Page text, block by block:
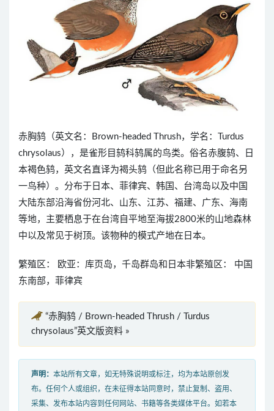
赤胸鸫（英文名：Brown-headed Thrush，学名：Turdus
chrysolaus），是雀形目鸫科鸫属的鸟类。俗名赤腹鸫、日
本褐色鸫，英文名直译为褐头鸫（但此名称已用于命名另
一鸟种）。分布于日本、菲律宾、韩国、台湾岛以及中国
大陆东部沿海省份河北、山东、江苏、福建、广东、海南
等地，主要栖息于在台湾自平地至海拔2800米的山地森林
中以及常见于树顶。该物种的模式产地在日本。
繁殖区： 欧亚：库页岛，千岛群岛和日本非繁殖区： 中国
东南部，菲律宾
“赤胸鸫 / Brown-headed Thrush / Turdus
chrysolaus”英文版资料 »
声明： 本站所有文章，如无特殊说明或标注，均为本站原创发
布。任何个人或组织，在未征得本站同意时，禁止复制、盗用、
采集、发布本站内容到任何网站、书籍等各类媒体平台。如若本